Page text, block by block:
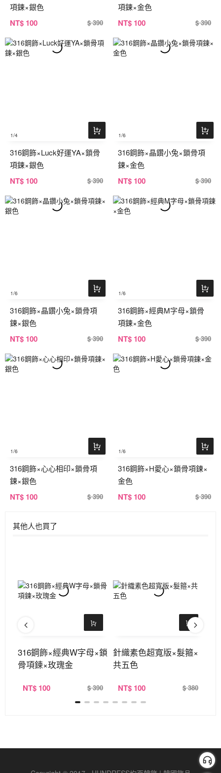
項鍊×銀色
NT$ 100 $ 390
項鍊×金色
NT$ 100 $ 390
1/4
316鋼飾×Luck好運YA×鎖骨
項鍊×銀色
NT$ 100 $ 390
1/6
316鋼飾×晶鑽小兔×鎖骨項
鍊×金色
NT$ 100 $ 390
1/6
316鋼飾×晶鑽小兔×鎖骨項
鍊×銀色
NT$ 100 $ 390
1/6
316鋼飾×經典M字母×鎖骨
項鍊×金色
NT$ 100 $ 390
1/6
316鋼飾×心心相印×鎖骨項
鍊×銀色
NT$ 100 $ 390
1/6
316鋼飾×H愛心×鎖骨項鍊×
金色
NT$ 100 $ 390
其他人也買了
316鋼飾×經典W字母×鎖
骨項鍊×玫瑰金
NT$ 100 $ 390
針織素色超寬版×髮箍×
共五色
NT$ 100 $ 380